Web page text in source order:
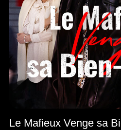
Le Mafieux Venge sa